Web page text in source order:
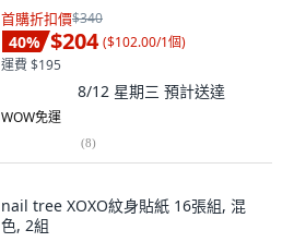
首購折扣價$340
40% $204 ($102.00/1個)
運費 $195
8/12 星期三 預計送達
WOW免運
(8)
nail tree XOXO紋身貼紙 16張組, 混
色, 2組